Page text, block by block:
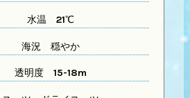
水温 21℃
海況 穏やか
透明度15-18m